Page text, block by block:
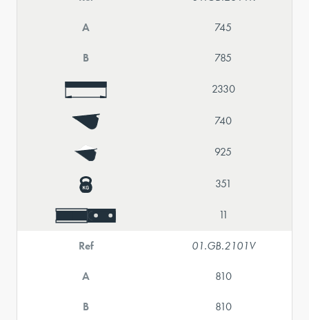
A 745
B 785
2330
740
925
351
11
Ref 01.GB.2101V
A 810
B 810